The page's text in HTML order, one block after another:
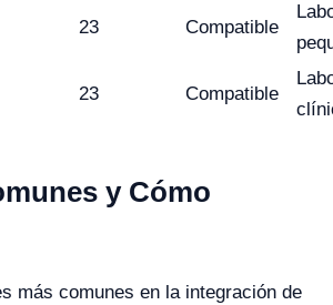
23 Compatible
23 Compatible
y Cómo
más comunes en la integración de